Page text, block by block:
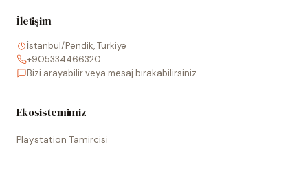
İletişim
İstanbul/Pendik, Türkiye
+905334466320
Bizi arayabilir veya mesaj bırakabilirsiniz.
Ekosistemimiz
Playstation Tamircisi